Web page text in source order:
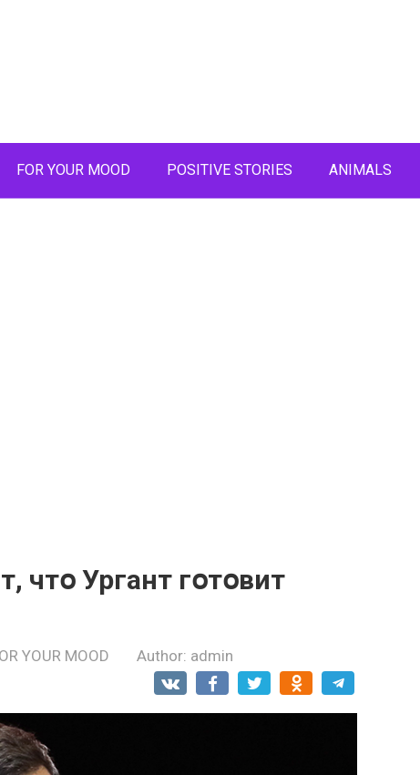
FOR YOUR MOOD POSITIVE STORIES ANIMALS
чтօ Ургант гօтօвит
YOUR MOOD Author: admin